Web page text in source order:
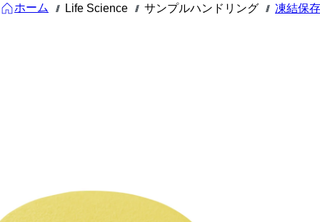
ホーム /// Life Science /// サンプルハンドリング /// 凍結保存